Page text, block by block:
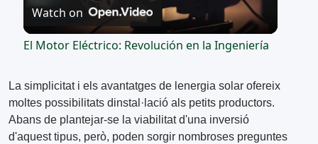
Video
Watch on
El Motor Eléctrico: Revolución en la Ingeniería
La simplicitat i els avantatges de lenergia solar ofereix
moltes possibilitats dinstal·lació als petits productors.
Abans de plantejar-se la viabilitat d'una inversió
d'aquest tipus, però, poden sorgir nombroses preguntes